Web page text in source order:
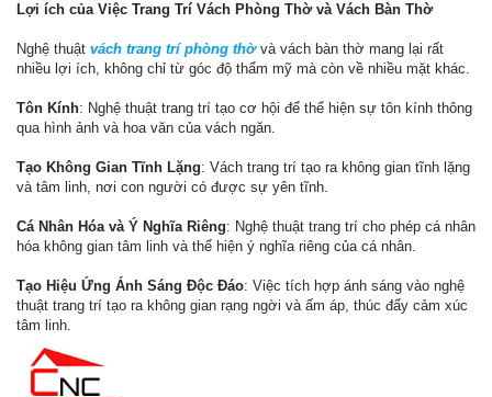
Lợi ích của Việc Trang Trí Vách Phòng Thờ và Vách Bàn Thờ
Nghệ thuật vách trang trí phòng thờvà vách bàn thờ mang lại rất
nhiều lợi ích, không chỉ từ góc độ thẩm mỹ mà còn về nhiều mặt khác.
Tôn Kính: Nghệ thuật trang trí tạo cơ hội để thể hiện sự tôn kính thông
qua hình ảnh và hoa văn của vách ngăn.
Tạo Không Gian Tĩnh Lặng: Vách trang trí tạo ra không gian tĩnh lặng
và tâm linh, nơi con người có được sự yên tĩnh.
Cá Nhân Hóa và Ý Nghĩa Riêng: Nghệ thuật trang trí cho phép cá nhân
hóa không gian tâm linh và thể hiện ý nghĩa riêng của cá nhân.
Tạo Hiệu Ứng Ánh Sáng Độc Đáo: Việc tích hợp ánh sáng vào nghệ
thuật trang trí tạo ra không gian rạng ngời và ấm áp, thúc đẩy cảm xúc
tâm linh.